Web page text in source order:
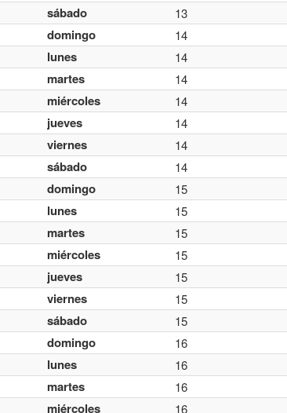
sábado 13
domingo 14
lunes 14
martes 14
miércoles 14
jueves 14
viernes 14
sábado 14
domingo 15
lunes 15
martes 15
miércoles 15
jueves 15
viernes 15
sábado 15
domingo 16
lunes 16
martes 16
miércoles 16